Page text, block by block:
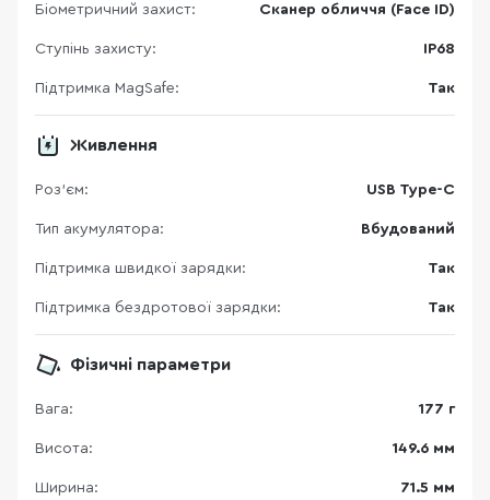
Біометричний захист: Сканер обличчя (Face ID)
Ступінь захисту: IP68
Підтримка MagSafe: Так
Живлення
Роз'єм: USB Type-C
Тип акумулятора: Вбудований
Підтримка швидкої зарядки: Так
Підтримка бездротової зарядки: Так
Фізичні параметри
Вага: 177 г
Висота: 149.6 мм
Ширина: 71.5 мм